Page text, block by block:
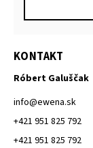
KONTAKT
Róbert Galuščak
info@ewena.sk
+421 951 825 792
+421 951 825 792